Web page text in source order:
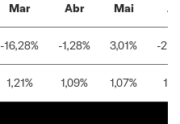
Mar Abr Mai
-16,28% -1,28% 3,01% -
1,21% 1,09% 1,07%